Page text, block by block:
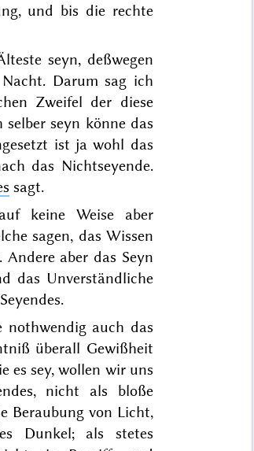
und bis die rechte
seyn, deßwegen
Darum sag ich
Zweifel der diese
seyn könne das
ist ja wohl das
das Nichtseyende.
sagt.
keine Weise aber
sagen, das Wissen
aber das Seyn
das Unverständliche
nothwendig auch das
überall Gewißheit
es sey, wollen wir uns
nicht als bloße
Beraubung von Licht,
Dunkel; als stetes